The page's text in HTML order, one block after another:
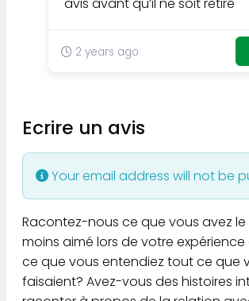
avis avant qu’il ne soit retiré
2 years ago
Ecrire un avis
Your email address will not be
Racontez-nous ce que vous avez le
moins aimé lors de votre expérience
ce que vous entendiez tout ce que
faisaient? Avez-vous des histoires